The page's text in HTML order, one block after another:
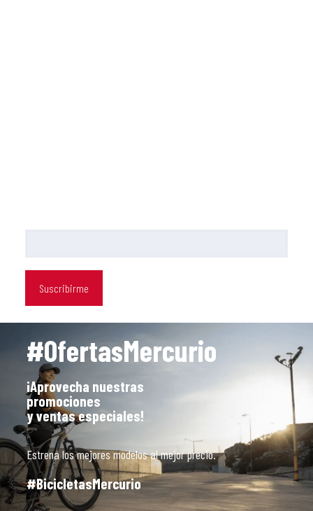
#OfertasMercurio
¡Aprovecha nuestras
promociones
y ventas especiales!
Estrena los mejores modelos al mejor precio.
#BicicletasMercurio